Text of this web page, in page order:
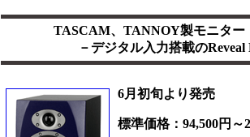
TASCAM、TANNOY製モニター
－デジタル入力搭載の
6月初旬より発売
標準価格：94,500円～